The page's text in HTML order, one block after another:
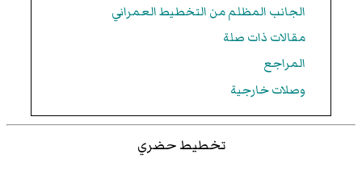
الجانب المظلم من التخطيط العمراني
مقالات ذات صلة
المراجع
وصلات خارجية
تخطيط حضري